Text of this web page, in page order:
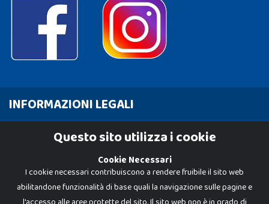
INFORMAZIONI LEGALI
Cookie PolicyQuesto sito utilizza i cookie
Cookie Necessari
I cookie necessari contribuiscono a rendere fruibile il sito web
abilitandone funzionalità di base quali la navigazione sulle pagine e